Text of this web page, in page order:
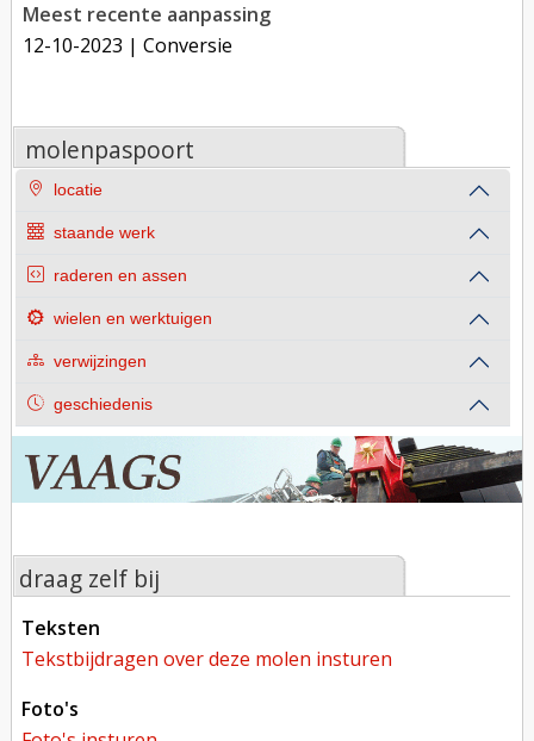
Meest recente aanpassing
12-10-2023 | Conversie
molenpaspoort
locatie
staande werk
raderen en assen
wielen en werktuigen
verwijzingen
geschiedenis
draag zelf bij
teksten
tekstbijdragen over deze molen insturen
foto's